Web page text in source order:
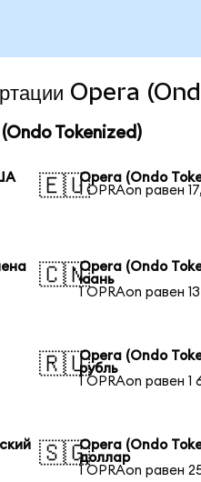
Opera
Tokenized)
🇪🇺Opera (Ondo
1 OPRAon равен
🇨🇳Opera (Ondo
юань
1 OPRAon равен
🇷🇺Opera (Ondo
рубль
1 OPRAon равен 1
🇸🇬Opera (Ondo
доллар
1 OPRAon равен